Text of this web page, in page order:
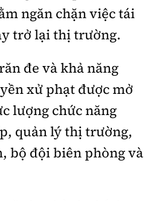
ngăn chặn việc tái
trở lại thị trường.
đe và khả năng
xử phạt được mở
lượng chức năng
quản lý thị trường,
bộ đội biên phòng và